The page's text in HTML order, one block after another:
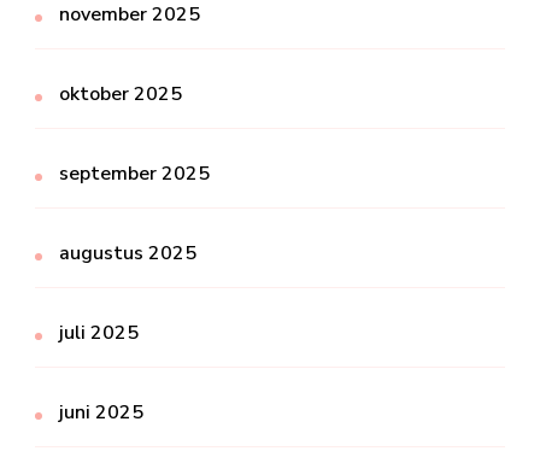
november 2025
oktober 2025
september 2025
augustus 2025
juli 2025
juni 2025